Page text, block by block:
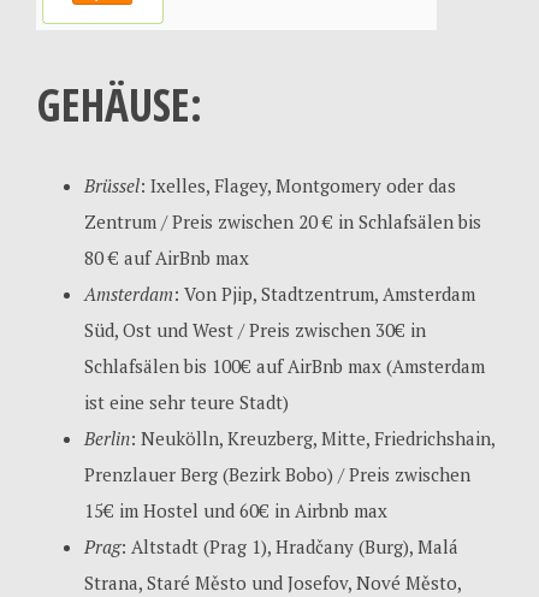
GEHÄUSE:
Brüssel: Ixelles, Flagey, Montgomery oder das
Zentrum / Preis zwischen 20 € in Schlafsälen bis
80 € auf AirBnb max
Amsterdam: Von Pjip, Stadtzentrum, Amsterdam
Süd, Ost und West / Preis zwischen 30€ in
Schlafsälen bis 100€ auf AirBnb max (Amsterdam
ist eine sehr teure Stadt)
Berlin: Neukölln, Kreuzberg, Mitte, Friedrichshain,
Prenzlauer Berg (Bezirk Bobo) / Preis zwischen
15€ im Hostel und 60€ in Airbnb max
Prag: Altstadt (Prag 1), Hradčany (Burg), Malá
Strana, Staré Město und Josefov, Nové Město,